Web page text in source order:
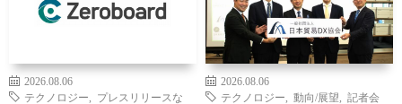
2026.08.06
テクノロジー
プレスリリースな
2026.08.06
テクノロジー
動向/展望
記者会